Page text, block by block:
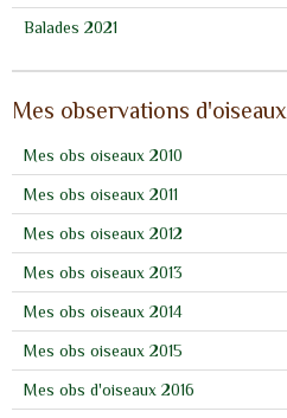
Balades 2021
Mes observations d'oiseaux
Mes obs oiseaux 2010
Mes obs oiseaux 2011
Mes obs oiseaux 2012
Mes obs oiseaux 2013
Mes obs oiseaux 2014
Mes obs oiseaux 2015
Mes obs d'oiseaux 2016